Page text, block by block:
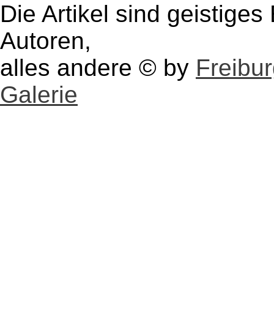
Die Artikel sind
Autoren,
alles andere © by
Galerie